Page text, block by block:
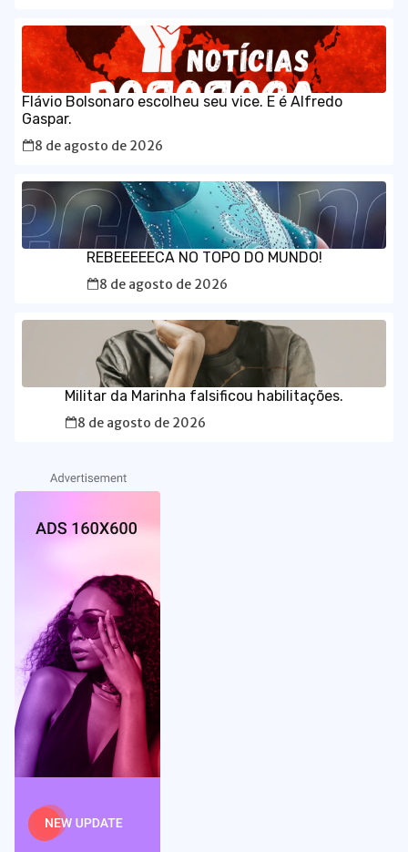
Flávio Bolsonaro escolheu seu vice. E é Alfredo
Gaspar.
8 de agosto de 2026
REBEEEEECA NO TOPO DO MUNDO!
8 de agosto de 2026
Militar da Marinha falsificou habilitações.
8 de agosto de 2026